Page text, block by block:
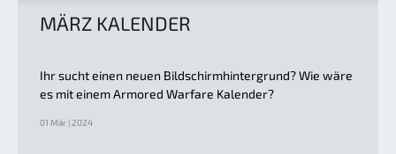
MÄRZ KALENDER
Ihr sucht einen neuen Bildschirmhintergrund? Wie wäre
es mit einem Armored Warfare Kalender?
01 Mär | 2024